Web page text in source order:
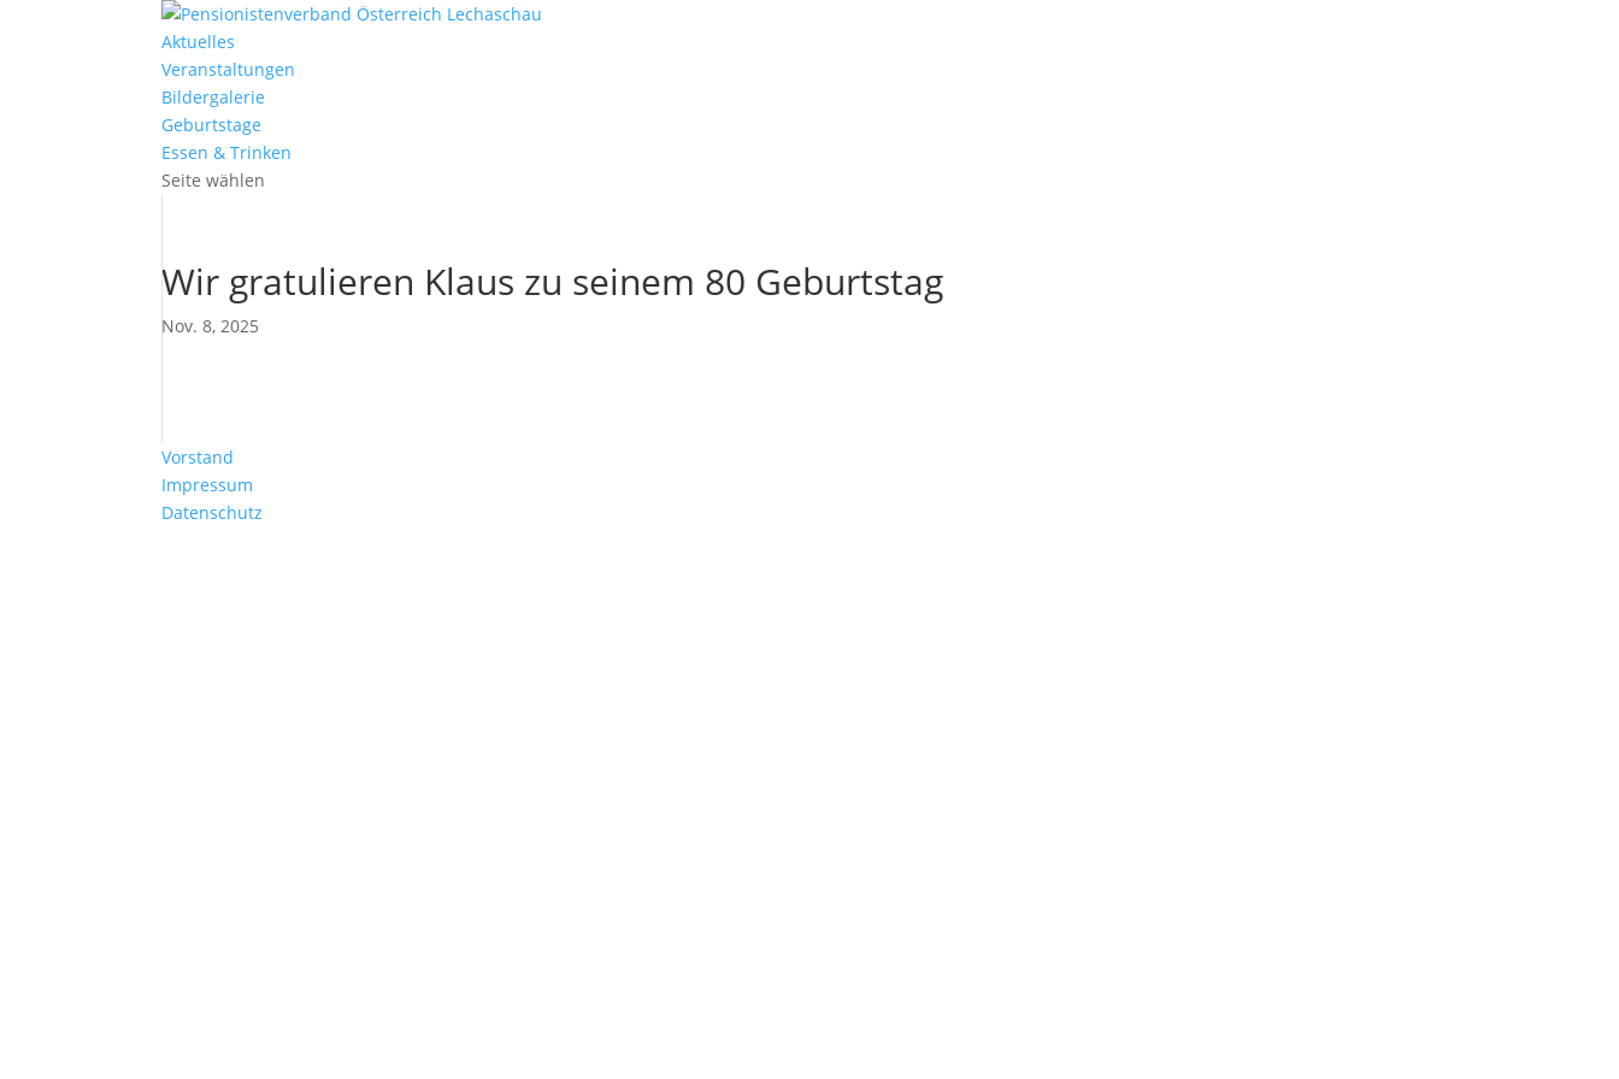
Aktuelles
Veranstaltungen
Bildergalerie
Geburtstage
Essen & Trinken
Seite wählen
Wir gratulieren Klaus zu seinem 80 Geburtstag
Nov. 8, 2025
Vorstand
Impressum
Datenschutz